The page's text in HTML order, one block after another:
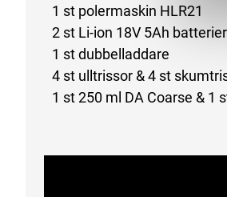
1 st polermaskin HLR21
2 st Li-ion 18V 5Ah batterier
1 st dubbelladdare
4 st ulltrissor & 4 st
1 st 250 ml DA Coarse & 1